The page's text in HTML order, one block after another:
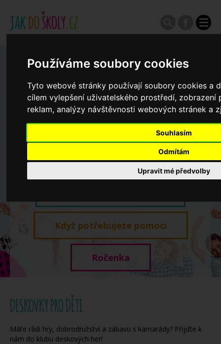
Používáme soubory cookies
Tyto webové stránky používají soubory cookies a
cílem vylepšení uživatelského prostředí, zobrazení
reklam, analýzy návštěvnosti webových stránek a
Souhlasím
Odmítám
Upravit mé předvolby
Zápisy do ZŠ 2026/27
Výroční zprávy
Koncepce školství
Když potřebujete pomoci
Ročenka
DESKOVKY PRO DĚTI
Máte rádi hry, dobrodružství a zábavu s kamarády? Přijďte k
nám do klubu deskových her!